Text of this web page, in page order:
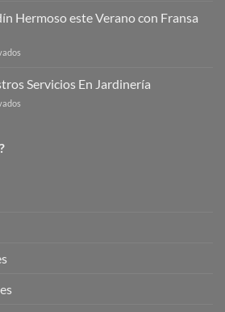
de
de
Plantas
Hermoso este Verano con Fransa
tuServicios En Jardinería